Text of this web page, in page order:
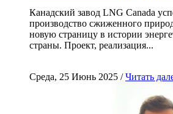
Канадский завод LNG Canada
производство сжиженного
новую страницу в истории
страны. Проект, реализация...
Среда, 25 Июнь 2025 /Читать